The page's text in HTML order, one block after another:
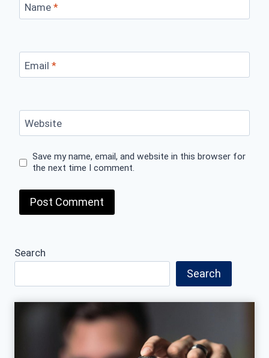
Name *
Email *
Website
Save my name, email, and website in this browser for
the next time I comment.
Search
Search